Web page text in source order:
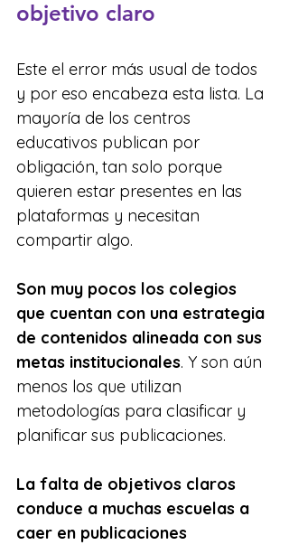
objetivo claro
Este el error más usual de todos
y por eso encabeza esta lista. La
mayoría de los centros
educativos publican por
obligación, tan solo porque
quieren estar presentes en las
plataformas y necesitan
compartir algo.
Son muy pocos los colegios
que cuentan con una estrategia
de contenidos alineada con sus
metas institucionales. Y son aún
menos los que utilizan
metodologías para clasificar y
planificar sus publicaciones.
La falta de objetivos claros
conduce a muchas escuelas a
caer en publicaciones